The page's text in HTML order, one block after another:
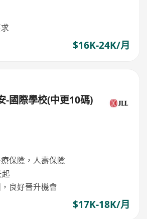
$16K-24K/月
-國際學校(中更10碼)
保險，人壽保險
良好晉升機會
$17K-18K/月